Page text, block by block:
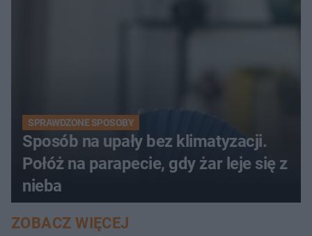
SPRAWDZONE SPOSOBY
Sposób na upały bez klimatyzacji.
Połóż na parapecie, gdy żar leje się z
nieba
ZOBACZ WIĘCEJ